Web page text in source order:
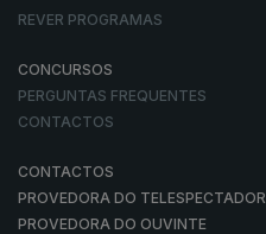
REVER PROGRAMAS
CONCURSOS
PERGUNTAS FREQUENTES
CONTACTOS
CONTACTOS
PROVEDORA DO TELESPECTADOR
PROVEDORA DO OUVINTE